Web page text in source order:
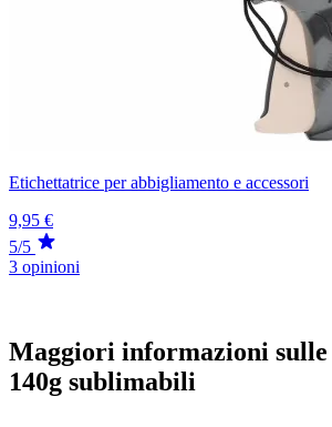
Etichettatrice per abbigliamento e accessori
9,95 €
5/5
3 opinioni
Maggiori informazioni
140g sublimabili